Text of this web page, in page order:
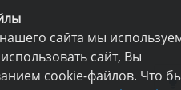
сайта мы
сайт, Вы
cookie-файлов. Что